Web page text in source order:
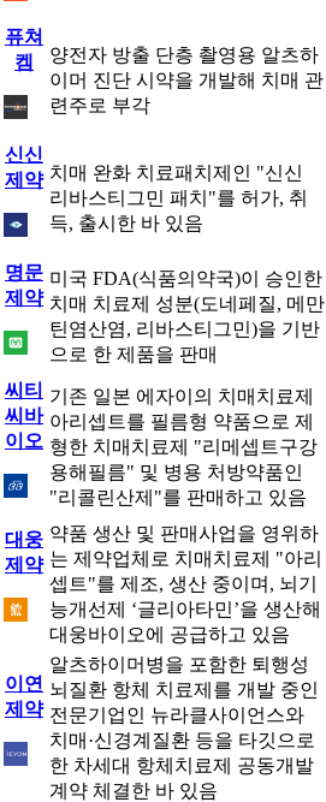
퓨쳐
켐
양전자 방출 단층 촬영용 알츠하
이머 진단 시약을 개발해 치매 관
련주로 부각
신신
제약 치매 완화 치료패치제인 "신신
리바스티그민 패치"를 허가, 취
득, 출시한 바 있음
명문
제약
미국 FDA(식품의약국)이 승인한
치매 치료제 성분(도네페질, 메만
틴염산염, 리바스티그민)을 기반
으로 한 제품을 판매
씨티
씨바
이오
기존 일본 에자이의 치매치료제
아리셉트를 필름형 약품으로 제
형한 치매치료제 "리메셉트구강
용해필름" 및 병용 처방약품인
"리콜린산제"를 판매하고 있음
대웅
제약
약품 생산 및 판매사업을 영위하
는 제약업체로 치매치료제 "아리
셉트"를 제조, 생산 중이며, 뇌기
능개선제 ‘글리아타민’을 생산해
대웅바이오에 공급하고 있음
이연
제약
알츠하이머병을 포함한 퇴행성
뇌질환 항체 치료제를 개발 중인
전문기업인 뉴라클사이언스와
치매·신경계질환 등을 타깃으로
한 차세대 항체치료제 공동개발
계약 체결한 바 있음